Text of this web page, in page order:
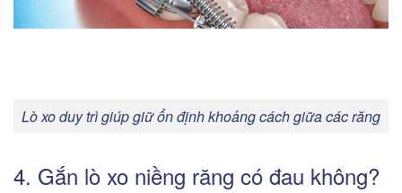
Lò xo duy trì giúp giữ ổn định khoảng cách giữa các răng
4. Gắn lò xo niềng răng có đau không?